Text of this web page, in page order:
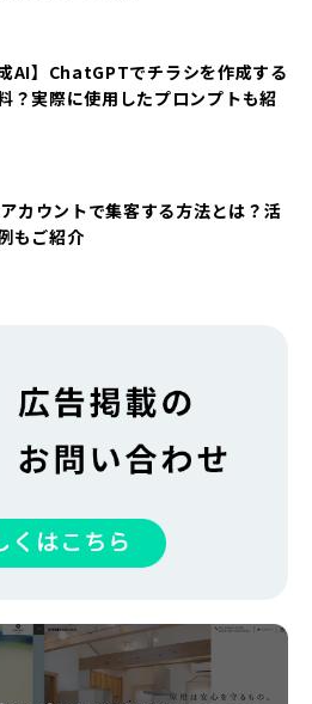
成AI】ChatGPTでチラシを作成する
？実際に使用したプロンプトも紹
カウントで集客する方法とは？活
もご紹介